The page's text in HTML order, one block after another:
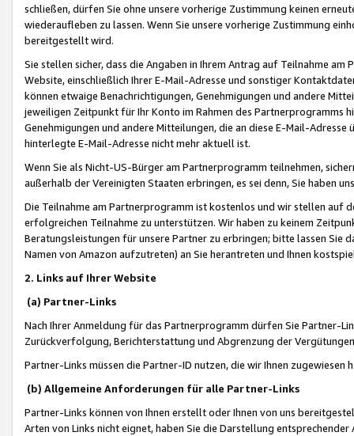
schließen, dürfen Sie ohne unsere vorherige Zustimmung keinen
wiederaufleben zu lassen. Wenn Sie unsere vorherige Zustimmung
bereitgestellt wird.
Sie stellen sicher, dass die Angaben in Ihrem Antrag auf Teilnahme
Website, einschließlich Ihrer E-Mail-Adresse und sonstiger
können etwaige Benachrichtigungen, Genehmigungen und andere
jeweiligen Zeitpunkt für Ihr Konto im Rahmen des Partnerprogramms
Genehmigungen und andere Mitteilungen, die an diese E-Mail-
hinterlegte E-Mail-Adresse nicht mehr aktuell ist.
Wenn Sie als Nicht-US-Bürger am Partnerprogramm teilnehmen,
außerhalb der Vereinigten Staaten erbringen, es sei denn, Sie haben
Die Teilnahme am Partnerprogramm ist kostenlos und wir stellen auf
erfolgreichen Teilnahme zu unterstützen. Wir haben zu keinem
Beratungsleistungen für unsere Partner zu erbringen; bitte lassen Sie
Namen von Amazon aufzutreten) an Sie herantreten und Ihnen
2. Links auf Ihrer Website
(a) Partner-Links
Nach Ihrer Anmeldung für das Partnerprogramm dürfen Sie Partner-
Zurückverfolgung, Berichterstattung und Abgrenzung der
Partner-Links müssen die Partner-ID nutzen, die wir Ihnen zugewiesen
(b) Allgemeine Anforderungen für alle Partner-Links
Partner-Links können von Ihnen erstellt oder Ihnen von uns
Arten von Links nicht eignet, haben Sie die Darstellung